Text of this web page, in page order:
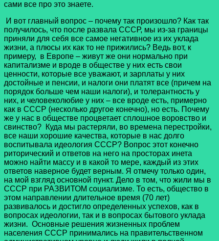
сами все про это знаете.
И вот главный вопрос – почему так произошло? Как так
получилось, что после развала СССР, мы из-за границы
приняли для себя все самое негативное из их уклада
жизни, а плюсы их как то не прижились? Ведь вот, к
примеру, в Европе – живут же они нормально при
капитализме и вроде в обществе у них есть свои
ценности, которые все уважают, и зарплаты у них
достойные и пенсии, и налоги они платят все (причем на
порядок больше чем наши налоги), и толерантность у
них, и человеколюбие у них – все вроде есть, примерно
как в СССР (несколько другое конечно), но есть. Почему
же у нас в обществе процветает сплошное воровство и
свинство? Куда мы растеряли, во времена перестройки,
все наши хорошие качества, которые в нас долго
воспитывала идеология СССР? Вопрос этот конечно
риторический и ответов на него на просторах инета
можно найти массу и в какой то мере, каждый из этих
ответов наверное будет верным. Я отмечу только один,
на мой взгляд основной пункт. Дело в том, что жили мы в
СССР при РАЗВИТОМ социализме. То есть, общество в
этом направлении длительное время (70 лет)
развивалось и достигло определенных успехов, как в
вопросах идеологии, так и в вопросах бытового уклада
жизни. Основные решения жизненных проблем
населения СССР принимались на правительственном